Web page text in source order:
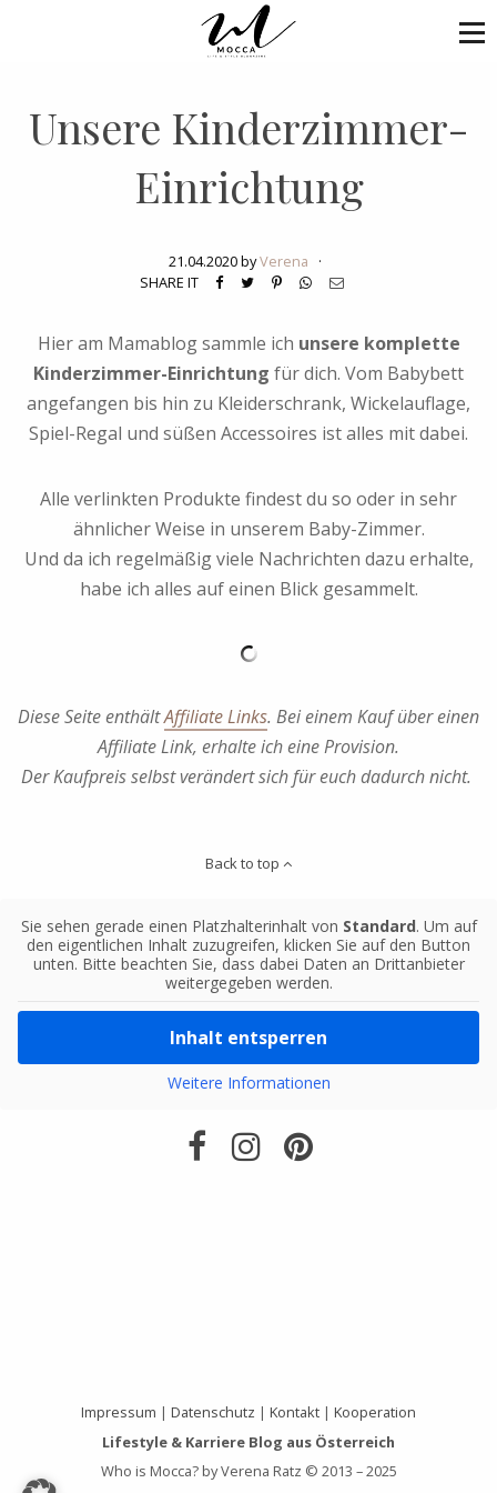
Unsere Kinderzimmer-
Einrichtung
21.04.2020 byVerena
·
SHARE IT
Hier am Mamablog sammle ich unsere komplette
Kinderzimmer-Einrichtung für dich. Vom Babybett
angefangen bis hin zu Kleiderschrank, Wickelauflage,
Spiel-Regal und süßen Accessoires ist alles mit dabei.
Alle verlinkten Produkte findest du so oder in sehr
ähnlicher Weise in unserem Baby-Zimmer.
Und da ich regelmäßig viele Nachrichten dazu erhalte,
habe ich alles auf einen Blick gesammelt.
Diese Seite enthältAffiliate Links. Bei einem Kauf über einen
Affiliate Link, erhalte ich eine Provision.
Der Kaufpreis selbst verändert sich für euch dadurch nicht.
Back to top
Sie sehen gerade einen Platzhalterinhalt von Standard. Um auf
den eigentlichen Inhalt zuzugreifen, klicken Sie auf den Button
unten. Bitte beachten Sie, dass dabei Daten an Drittanbieter
weitergegeben werden.
Inhalt entsperren
Weitere Informationen
Impressum | Datenschutz | Kontakt | Kooperation
Lifestyle & Karriere Blog aus Österreich
Who is Mocca? by Verena Ratz © 2013 – 2025